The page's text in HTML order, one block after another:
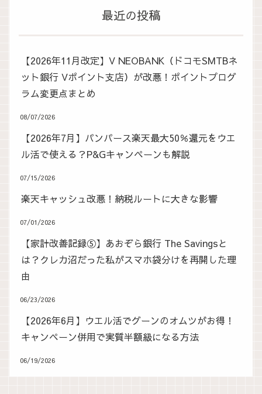
最近の投稿
【2026年11月改定】V NEOBANK（ドコモSMTBネ
ット銀行 Vポイント支店）が改悪！ポイントプログ
ラム変更点まとめ
08/07/2026
【2026年7月】パンパース楽天最大50％還元をウエ
ル活で使える？P&Gキャンペーンも解説
07/15/2026
楽天キャッシュ改悪！納税ルートに大きな影響
07/01/2026
【家計改善記録⑤】あおぞら銀行 The Savingsと
は？クレカ沼だった私がスマホ袋分けを再開した理
由
06/23/2026
【2026年6月】ウエル活でグーンのオムツがお得！
キャンペーン併用で実質半額級になる方法
06/19/2026